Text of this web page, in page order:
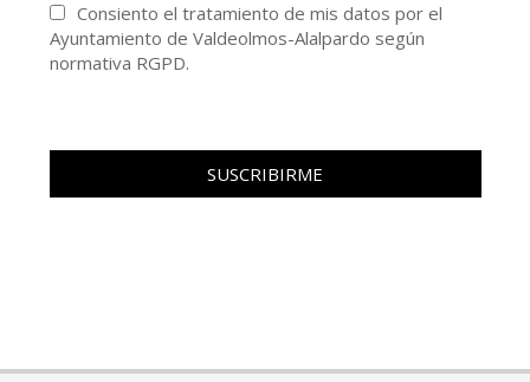
Consiento el tratamiento de mis datos por el
Ayuntamiento de Valdeolmos-Alalpardo según
normativa RGPD.